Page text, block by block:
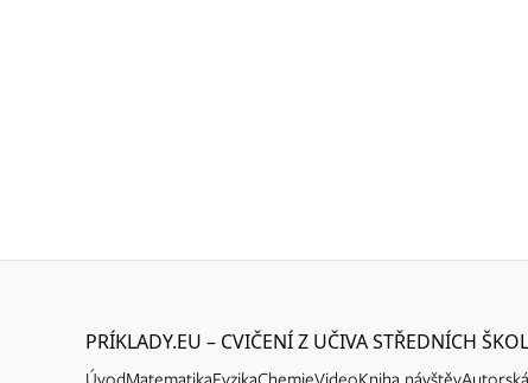
PRÍKLADY.EU – CVIČENÍ Z UČIVA STŘEDNÍCH